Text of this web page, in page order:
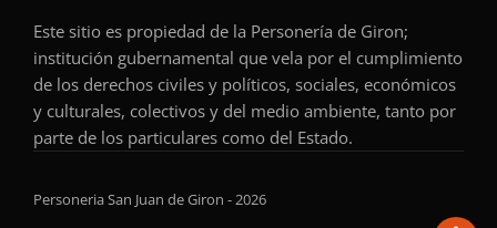
Este sitio es propiedad de la Personería de Giron;
institución gubernamental que vela por el cumplimiento
de los derechos civiles y políticos, sociales, económicos
y culturales, colectivos y del medio ambiente, tanto por
parte de los particulares como del Estado.
Personeria San Juan de Giron - 2026